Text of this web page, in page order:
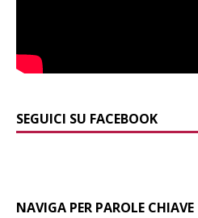
SEGUICI SU FACEBOOK
NAVIGA PER PAROLE CHIAVE